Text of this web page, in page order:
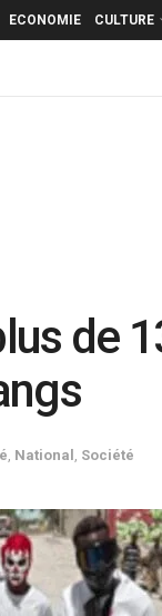
ECONOMIE CULTURE
de
National Société